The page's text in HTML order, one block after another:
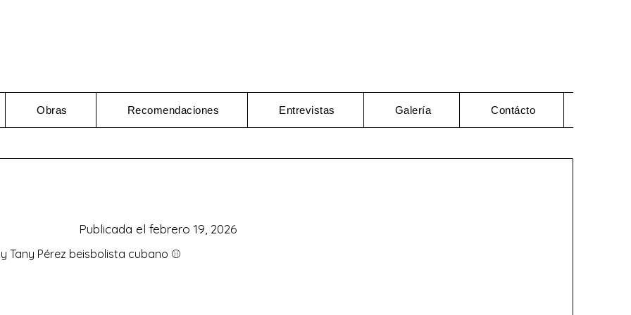
Obras Recomendaciones Entrevistas Galería Contácto
Publicada el febrero 19, 2026
Tany Pérez beisbolista cubano ⚾